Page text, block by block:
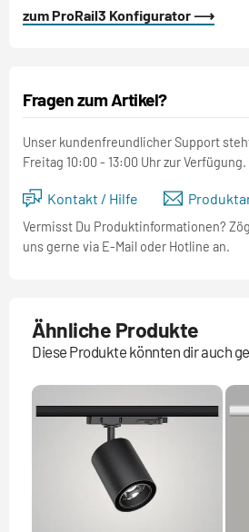
zum ProRail3 Konfigurator ⟶
Fragen zum Artikel?
Unser kundenfreundlicher Support
Freitag 10:00 - 13:00 Uhr zur Verfügung.
Kontakt / Hilfe
Vermisst Du Produktinformationen?
uns gerne via E-Mail oder Hotline an.
Ähnliche Produkte
Diese Produkte könnten dir auch